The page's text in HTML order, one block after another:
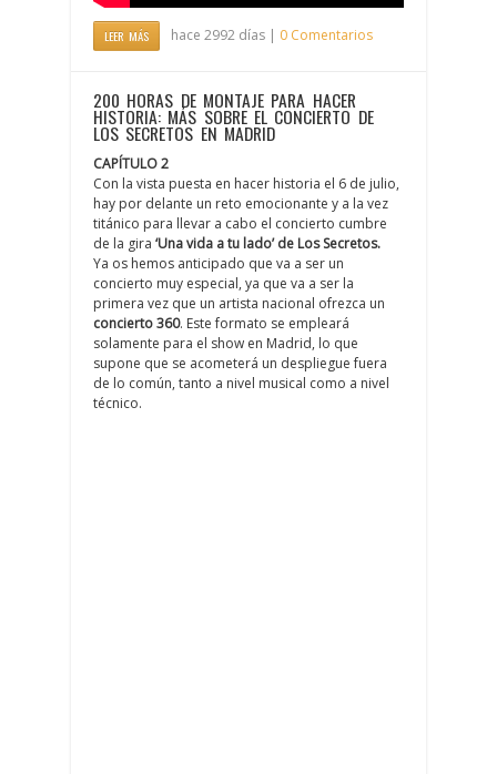
LEER MÁS hace 2992 días | 0 Comentarios
200 HORAS DE MONTAJE PARA HACER
HISTORIA: MÁS SOBRE EL CONCIERTO DE
LOS SECRETOS EN MADRID
CAPÍTULO 2
Con la vista puesta en hacer historia el 6 de julio,
hay por delante un reto emocionante y a la vez
titánico para llevar a cabo el concierto cumbre
de la gira ‘Una vida a tu lado’ de Los Secretos.
Ya os hemos anticipado que va a ser un
concierto muy especial, ya que va a ser la
primera vez que un artista nacional ofrezca un
concierto 360. Este formato se empleará
solamente para el show en Madrid, lo que
supone que se acometerá un despliegue fuera
de lo común, tanto a nivel musical como a nivel
técnico.